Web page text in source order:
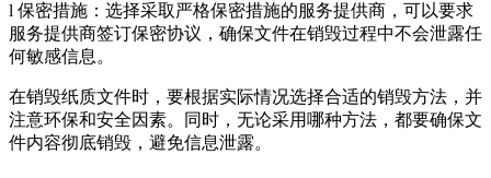
l 保密措施：选择采取严格保密措施的服务提供商，可以要求
服务提供商签订保密协议，确保文件在销毁过程中不会泄露任
何敏感信息。
在销毁纸质文件时，要根据实际情况选择合适的销毁方法，并
注意环保和安全因素。同时，无论采用哪种方法，都要确保文
件内容彻底销毁，避免信息泄露。